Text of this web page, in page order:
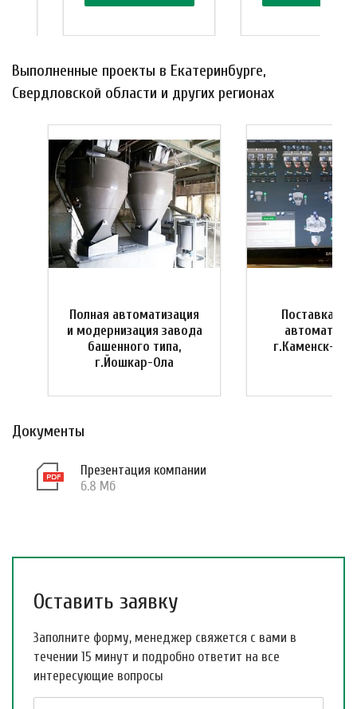
Выполненные проекты в Екатеринбурге,
Свердловской области и других регионах
Полная автоматизация
и модернизация завода
башенного типа,
г.Йошкар-Ола
Поставка
г.Каменск-
Документы
Презентация компании
6.8 Мб
Оставить заявку
Заполните форму, менеджер свяжется с вами в
течении 15 минут и подробно ответит на все
интересующие вопросы